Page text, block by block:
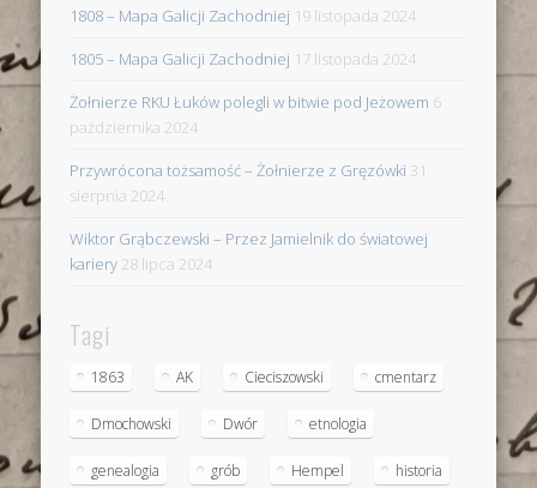
1808 – Mapa Galicji Zachodniej 19 listopada 2024
1805 – Mapa Galicji Zachodniej 17 listopada 2024
Żołnierze RKU Łuków polegli w bitwie pod Jeżowem 6
października 2024
Przywrócona tożsamość – Żołnierze z Gręzówki 31
sierpnia 2024
Wiktor Grąbczewski – Przez Jamielnik do światowej
kariery 28 lipca 2024
Tagi
1863 AK Cieciszowski cmentarz
Dmochowski Dwór etnologia
genealogia grób Hempel historia